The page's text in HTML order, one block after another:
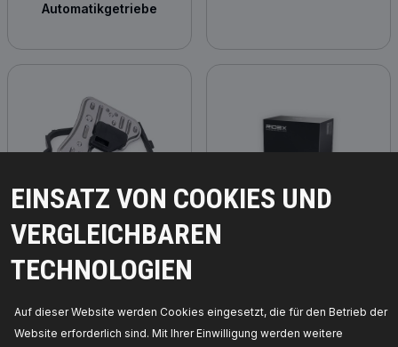
EINSATZ VON COOKIES UND
VERGLEICHBAREN
TECHNOLOGIEN
Auf dieser Website werden Cookies eingesetzt, die für den Betrieb der
Website erforderlich sind. Mit Ihrer Einwilligung werden weitere
Automatikgetriebe
Hydraulikfiltersatz,